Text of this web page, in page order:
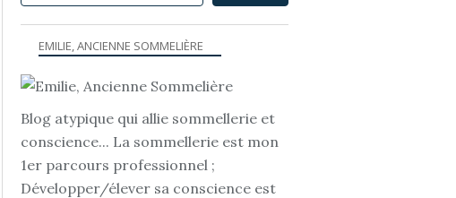
EMILIE, ANCIENNE SOMMELIÈRE
Blog atypique qui allie sommellerie et
conscience... La sommellerie est mon
1er parcours professionnel ;
Développer/élever sa conscience est